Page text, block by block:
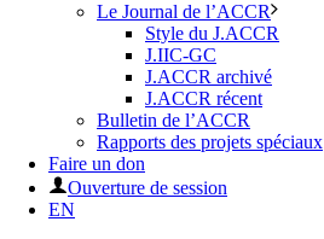
Le Journal de l’ACCR
Style du J.ACCR
J.IIC-GC
J.ACCR archivé
J.ACCR récent
Bulletin de l’ACCR
Rapports des projets spéciaux
Faire un don
Ouverture de session
EN